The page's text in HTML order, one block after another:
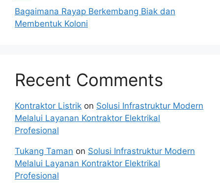
Bagaimana Rayap Berkembang Biak dan
Membentuk Koloni
Recent Comments
Kontraktor Listrik on Solusi Infrastruktur Modern
Melalui Layanan Kontraktor Elektrikal
Profesional
Tukang Taman on Solusi Infrastruktur Modern
Melalui Layanan Kontraktor Elektrikal
Profesional